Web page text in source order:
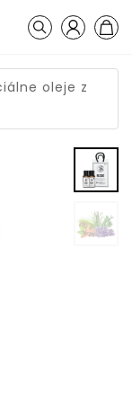
Vyhľadávanie
Košík
oleje z